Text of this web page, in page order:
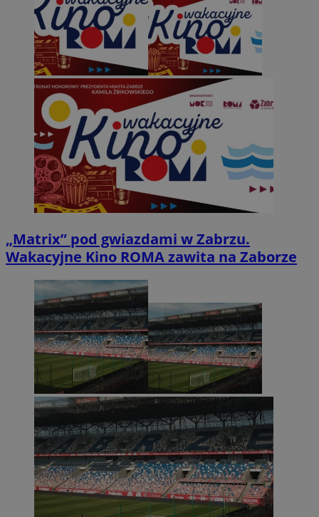
„Matrix” pod gwiazdami w Zabrzu.
Wakacyjne Kino ROMA zawita na Zaborze